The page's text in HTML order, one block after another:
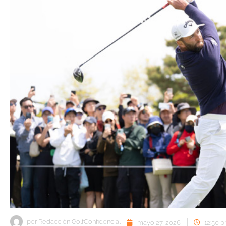
por Redacción GolfConfidencial mayo 27, 2026 12:50